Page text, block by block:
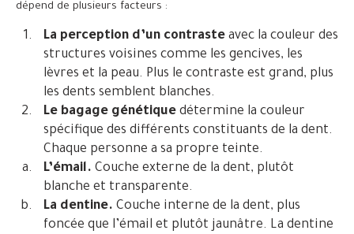
dépend de plusieurs facteurs :
La perception d’un contraste avec la couleur des
structures voisines comme les gencives, les
lèvres et la peau. Plus le contraste est grand, plus
les dents semblent blanches.
Le bagage génétique détermine la couleur
spécifique des différents constituants de la dent.
Chaque personne a sa propre teinte.
L’émail. Couche externe de la dent, plutôt
blanche et transparente.
La dentine. Couche interne de la dent, plus
foncée que l’émail et plutôt jaunâtre. La dentine